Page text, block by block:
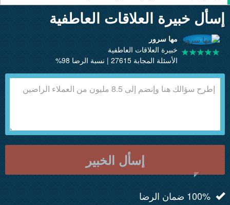
إسأل خبيرة العلاقات العاطفية
مها سرور
خبيرة العلاقات العاطفية
الأسئلة المجابة 27615 | نسبة الرضا 98%
إسأل الخبير
100% ضمان الرضا